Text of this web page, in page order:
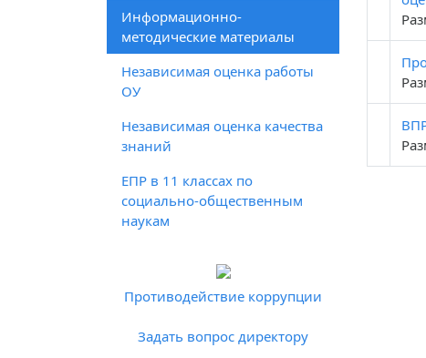
Информационно-
методические материалы
Независимая оценка работы
ОУ
Независимая оценка качества
знаний
ЕПР в 11 классах по
социально-общественным
наукам
Противодействие коррупции
Задать вопрос директору